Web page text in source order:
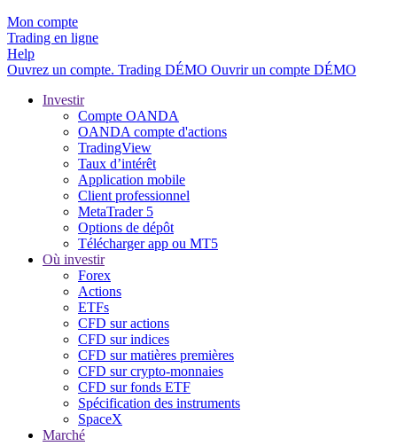
Mon compte
Trading en ligne
Help
Ouvrez un compte. Trading DÉMO Ouvrir un compte DÉMO
Investir
Compte OANDA
OANDA compte d'actions
TradingView
Taux d’intérêt
Application mobile
Client professionnel
MetaTrader 5
Options de dépôt
Télécharger app ou MT5
Où investir
Forex
Actions
ETFs
CFD sur actions
CFD sur indices
CFD sur matières premières
CFD sur crypto-monnaies
CFD sur fonds ETF
Spécification des instruments
SpaceX
Marché